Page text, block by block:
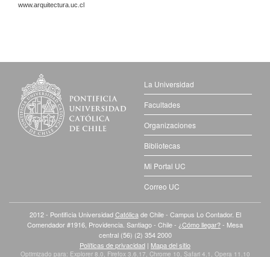
www.arquitectura.uc.cl
La Universidad
Facultades
Organizaciones
Bibliotecas
Mi Portal UC
Correo UC
2012 - Pontificia UniversidadCatólicade Chile - Campus Lo Contador. El
Comendador #1916, Providencia. Santiago - Chile - ¿Cómo llegar?- Mesa
central (56) (2) 354 2000
Políticas de privacidad | Mapa del sitio
Optimizado para: Explorer 8.0, Firefox 3.6.17, Chrome 10, Safari 4.1, Opera 11.10